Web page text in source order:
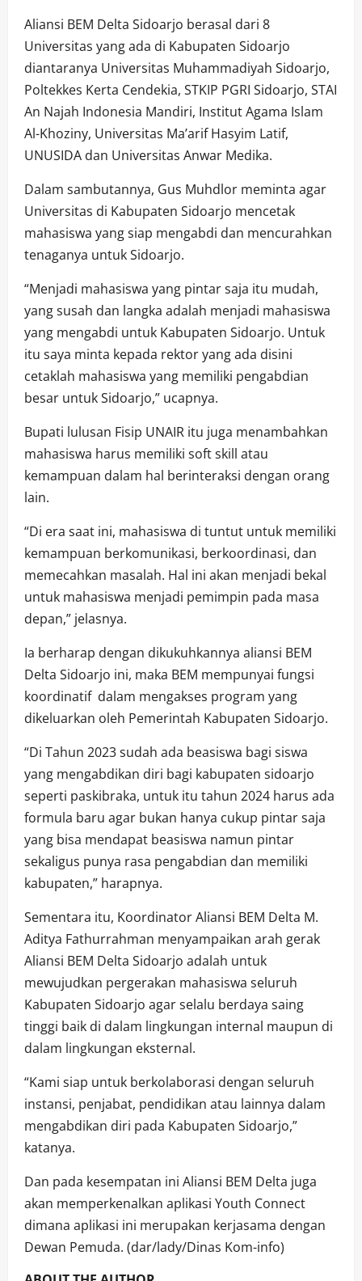
Aliansi BEM Delta Sidoarjo berasal dari 8
Universitas yang ada di Kabupaten Sidoarjo
diantaranya Universitas Muhammadiyah Sidoarjo,
Poltekkes Kerta Cendekia, STKIP PGRI Sidoarjo, STAI
An Najah Indonesia Mandiri, Institut Agama Islam
Al-Khoziny, Universitas Ma’arif Hasyim Latif,
UNUSIDA dan Universitas Anwar Medika.
Dalam sambutannya, Gus Muhdlor meminta agar
Universitas di Kabupaten Sidoarjo mencetak
mahasiswa yang siap mengabdi dan mencurahkan
tenaganya untuk Sidoarjo.
“Menjadi mahasiswa yang pintar saja itu mudah,
yang susah dan langka adalah menjadi mahasiswa
yang mengabdi untuk Kabupaten Sidoarjo. Untuk
itu saya minta kepada rektor yang ada disini
cetaklah mahasiswa yang memiliki pengabdian
besar untuk Sidoarjo,” ucapnya.
Bupati lulusan Fisip UNAIR itu juga menambahkan
mahasiswa harus memiliki soft skill atau
kemampuan dalam hal berinteraksi dengan orang
lain.
“Di era saat ini, mahasiswa di tuntut untuk memiliki
kemampuan berkomunikasi, berkoordinasi, dan
memecahkan masalah. Hal ini akan menjadi bekal
untuk mahasiswa menjadi pemimpin pada masa
depan,” jelasnya.
Ia berharap dengan dikukuhkannya aliansi BEM
Delta Sidoarjo ini, maka BEM mempunyai fungsi
koordinatif dalam mengakses program yang
dikeluarkan oleh Pemerintah Kabupaten Sidoarjo.
“Di Tahun 2023 sudah ada beasiswa bagi siswa
yang mengabdikan diri bagi kabupaten sidoarjo
seperti paskibraka, untuk itu tahun 2024 harus ada
formula baru agar bukan hanya cukup pintar saja
yang bisa mendapat beasiswa namun pintar
sekaligus punya rasa pengabdian dan memiliki
kabupaten,” harapnya.
Sementara itu, Koordinator Aliansi BEM Delta M.
Aditya Fathurrahman menyampaikan arah gerak
Aliansi BEM Delta Sidoarjo adalah untuk
mewujudkan pergerakan mahasiswa seluruh
Kabupaten Sidoarjo agar selalu berdaya saing
tinggi baik di dalam lingkungan internal maupun di
dalam lingkungan eksternal.
“Kami siap untuk berkolaborasi dengan seluruh
instansi, penjabat, pendidikan atau lainnya dalam
mengabdikan diri pada Kabupaten Sidoarjo,”
katanya.
Dan pada kesempatan ini Aliansi BEM Delta juga
akan memperkenalkan aplikasi Youth Connect
dimana aplikasi ini merupakan kerjasama dengan
Dewan Pemuda. (dar/lady/Dinas Kom-info)